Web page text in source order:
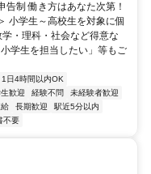
制 働き方はあなた次第！
小学生～高校生を対象に個
・理科・社会など得意な
学生を担当したい」等もご
1日4時間以内OK
歓迎 経験不問
未経験者歓迎
長期歓迎
駅近5分以内
不要